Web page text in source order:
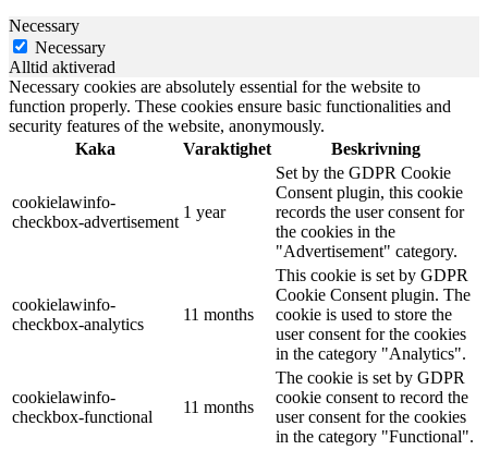
Necessary
Necessary
Alltid aktiverad
Necessary cookies are absolutely essential for the website to
function properly. These cookies ensure basic functionalities and
security features of the website, anonymously.
Kaka
Varaktighet Beskrivning
cookielawinfo-
checkbox-advertisement
1 year
Set by the GDPR Cookie
Consent plugin, this cookie
records the user consent for
the cookies in the
"Advertisement" category.
cookielawinfo-
checkbox-analytics
11 months
This cookie is set by GDPR
Cookie Consent plugin. The
cookie is used to store the
user consent for the cookies
in the category "Analytics".
cookielawinfo-
checkbox-functional
11 months
The cookie is set by GDPR
cookie consent to record the
user consent for the cookies
in the category "Functional".